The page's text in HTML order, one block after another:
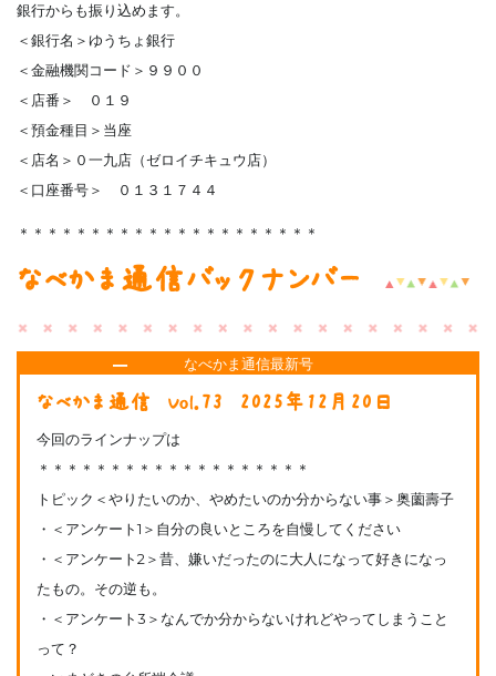
銀行からも振り込めます。
＜銀行名＞ゆうちょ銀行
＜金融機関コード＞９９００
＜店番＞ ０１９
＜預金種目＞当座
＜店名＞０一九店（ゼロイチキュウ店）
＜口座番号＞ ０１３１７４４
＊＊＊＊＊＊＊＊＊＊＊＊＊＊＊＊＊＊＊＊＊
なべかま通信バックナンバー
なべかま通信最新号
なべかま通信 Vol.73 2025年12月20日
今回のラインナップは
＊＊＊＊＊＊＊＊＊＊＊＊＊＊＊＊＊＊＊
トピック＜やりたいのか、やめたいのか分からない事＞奥薗壽子
・＜アンケート1＞自分の良いところを自慢してください
・＜アンケート2＞昔、嫌いだったのに大人になって好きになっ
たもの。その逆も。
・＜アンケート3＞なんでか分からないけれどやってしまうこと
って？